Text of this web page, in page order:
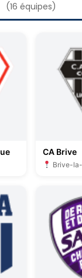
(16 équipes)
CA Brive
Brive-